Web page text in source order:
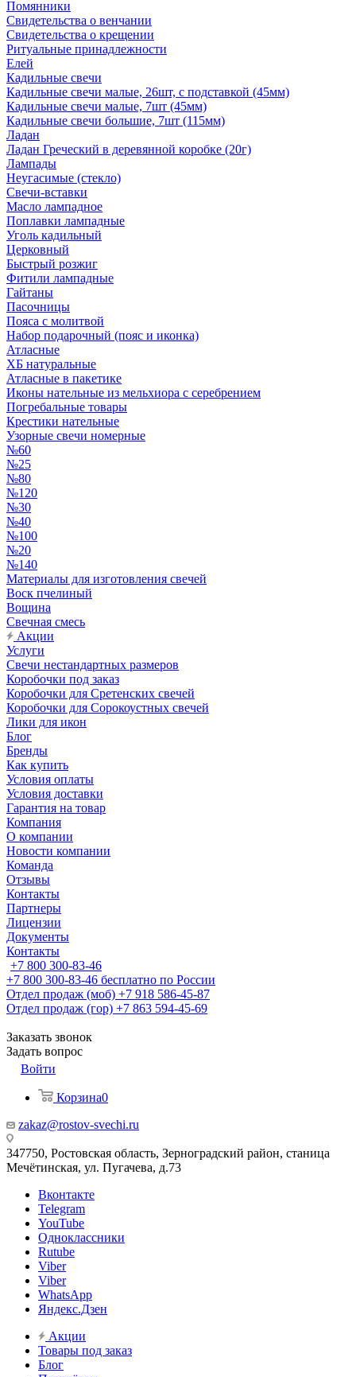
Помянники
Свидетельства о венчании
Свидетельства о крещении
Ритуальные принадлежности
Елей
Кадильные свечи
Кадильные свечи малые, 26шт, с подставкой (45мм)
Кадильные свечи малые, 7шт (45мм)
Кадильные свечи большие, 7шт (115мм)
Ладан
Ладан Греческий в деревянной коробке (20г)
Лампады
Неугасимые (стекло)
Свечи-вставки
Масло лампадное
Поплавки лампадные
Уголь кадильный
Церковный
Быстрый розжиг
Фитили лампадные
Гайтаны
Пасочницы
Пояса с молитвой
Набор подарочный (пояс и иконка)
Атласные
ХБ натуральные
Атласные в пакетике
Иконы нательные из мельхиора с серебрением
Погребальные товары
Крестики нательные
Узорные свечи номерные
№60
№25
№80
№120
№30
№40
№100
№20
№140
Материалы для изготовления свечей
Воск пчелиный
Вощина
Свечная смесь
Акции
Услуги
Свечи нестандартных размеров
Коробочки под заказ
Коробочки для Сретенских свечей
Коробочки для Сорокоустных свечей
Лики для икон
Блог
Бренды
Как купить
Условия оплаты
Условия доставки
Гарантия на товар
Компания
О компании
Новости компании
Команда
Отзывы
Контакты
Партнеры
Лицензии
Документы
Контакты
+7 800 300-83-46
+7 800 300-83-46 бесплатно по России
Отдел продаж (моб) +7 918 586-45-87
Отдел продаж (гор) +7 863 594-45-69
Заказать звонок
Задать вопрос
Войти
Корзина0
zakaz@rostov-svechi.ru
347750, Ростовская область, Зерноградский район, станица
Мечётинская, ул. Пугачева, д.73
Вконтакте
Telegram
YouTube
Одноклассники
Rutube
Viber
Viber
WhatsApp
Яндекс.Дзен
Акции
Товары под заказ
Блог